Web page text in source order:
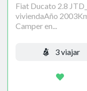
Fiat Ducato 2.8
viviendaAño
Camper en...
3 viajar